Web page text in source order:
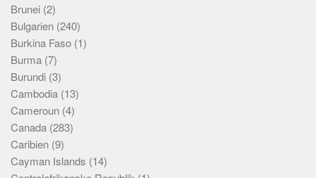
Brunei (2)
Bulgarien (240)
Burkina Faso (1)
Burma (7)
Burundi (3)
Cambodia (13)
Cameroun (4)
Canada (283)
Caribien (9)
Cayman Islands (14)